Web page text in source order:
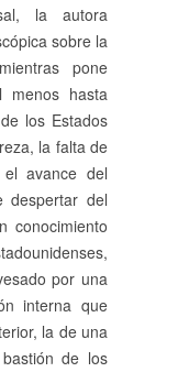
la autora
sobre la
pone
menos hasta
los Estados
la falta de
el avance del
despertar del
conocimiento
por una
interna que
la de una
de los